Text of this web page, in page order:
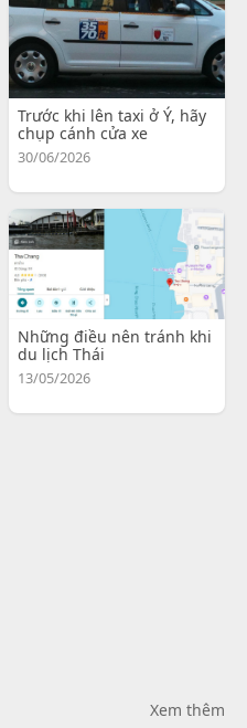
Trước khi lên taxi ở Ý, hãy
chụp cánh cửa xe
30/06/2026
Những điều nên tránh khi
du lịch Thái
13/05/2026
Xem thêm